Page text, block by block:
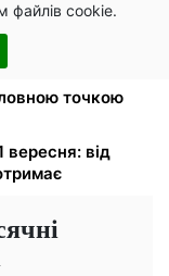
файлів cookie.
реанімації:
на
точкою
вересня: від